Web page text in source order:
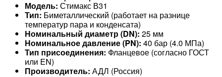
Модель: Стимакс В31
Тип: Биметаллический (работает на разнице
температур пара и конденсата)
Номинальный диаметр (DN): 25 мм
Номинальное давление (PN): 40 бар (4.0 МПа)
Тип присоединения: Фланцевое (согласно ГОСТ
или EN)
Производитель: АДЛ (Россия)